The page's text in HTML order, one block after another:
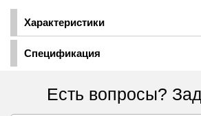
Характеристики
Спецификация
Есть вопросы?